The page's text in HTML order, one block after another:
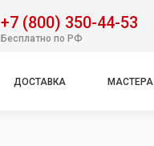
+7 (800) 350-44-53
Бесплатно по РФ
ДОСТАВКА МАСТЕРА